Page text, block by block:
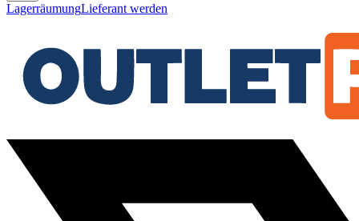
LagerräumungLieferant werden